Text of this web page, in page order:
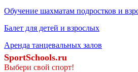
Обучение шахматам подростков и
Балет для детей и взрослых
Аренда танцевальных залов
SportSchools.ru
Выбери свой спорт!